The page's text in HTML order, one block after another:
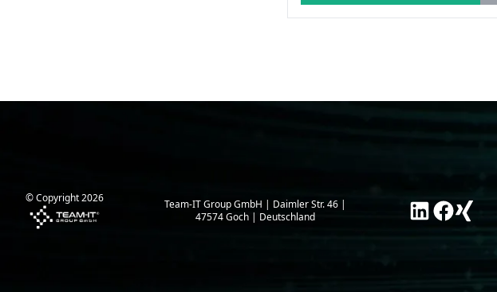
© Copyright2026
Team-IT Group GmbH | Daimler Str. 46 |
47574 Goch | Deutschland